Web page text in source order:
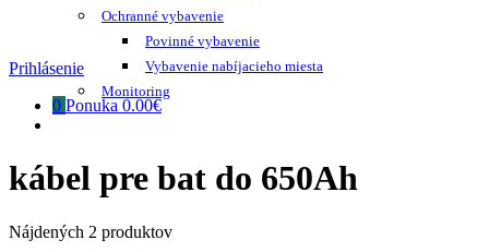
Ochranné vybavenie
Povinné vybavenie
Vybavenie nabíjacieho miesta
Monitoring
Prihlásenie
0 Ponuka 0.00€
kábel pre bat do 650Ah
Nájdených 2 produktov